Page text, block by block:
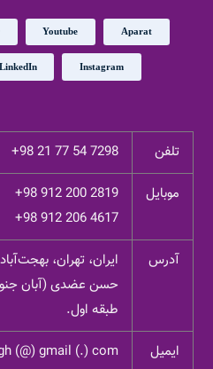
Aparat
Youtube
Instagram
LinkedIn
تلفن +98 21 77 54 7298
موبایل
+98 912 200 2819
+98 912 206 4617
آدرس
ایران، تهران،
حسن عضدی (آبان
طبقه اول.
ایمیل (@) gmail (.) com